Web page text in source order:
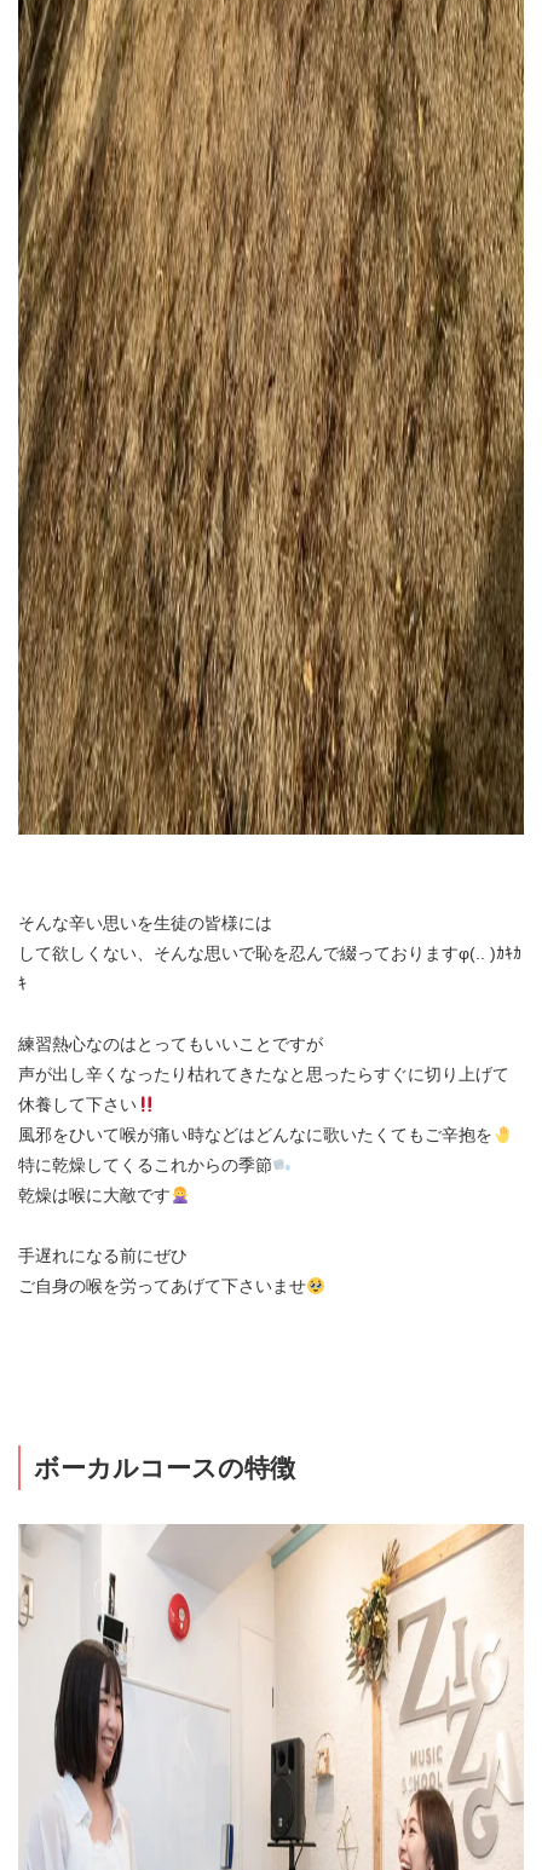
そんな辛い思いを生徒の皆様には
して欲しくない、そんな思いで恥を忍んで綴っておりますφ(.. )ｶｷｶ
ｷ
練習熱心なのはとってもいいことですが
声が出し辛くなったり枯れてきたなと思ったらすぐに切り上げて
休養して下さい
風邪をひいて喉が痛い時などはどんなに歌いたくてもご辛抱を
特に乾燥してくるこれからの季節
乾燥は喉に大敵です
手遅れになる前にぜひ
ご自身の喉を労ってあげて下さいませ
ボーカルコースの特徴